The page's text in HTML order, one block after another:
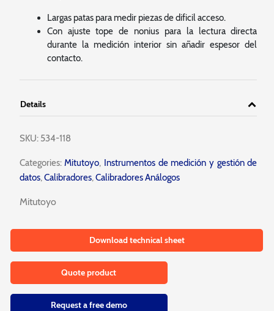
Largas patas para medir piezas de dificil acceso.
Con ajuste tope de nonius para la lectura directa
durante la medición interior sin añadir espesor del
contacto.
Details
SKU: 534-118
Categories:Mitutoyo, Instrumentos de medición y gestión de
datos, Calibradores, Calibradores Análogos
Mitutoyo
Download technical sheet
Quote product
Request a free demo